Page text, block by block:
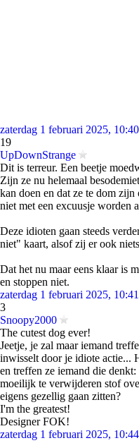
zaterdag 1 februari 2025,
19
UpDownStrange
Dit is terreur. Een beetje
Zijn ze nu helemaal
kan doen en dat ze te dom
niet met een excuusje worden
Deze idioten gaan steeds
niet" kaart, alsof zij er ook
Dat het nu maar eens klaar is
en stoppen niet.
zaterdag 1 februari 2025,
3
Snoopy2000
The cutest dog ever!
Jeetje, je zal maar iemand
inwisselt door je idiote actie...
en treffen ze iemand die
moeilijk te verwijderen stof
eigens gezellig gaan zitten?
I'm the greatest!
Designer FOK!
zaterdag 1 februari 2025,